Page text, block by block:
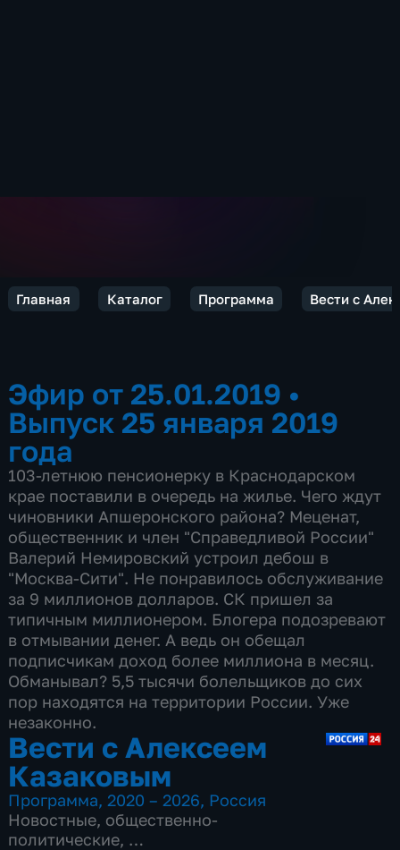
Главная Каталог Программа Вести с
Эфир от 25.01.2019 •
Выпуск 25 января 2019
года
103-летнюю пенсионерку в Краснодарском
крае поставили в очередь на жилье. Чего ждут
чиновники Апшеронского района? Меценат,
общественник и член "Справедливой России"
Валерий Немировский устроил дебош в
"Москва-Сити". Не понравилось обслуживание
за 9 миллионов долларов. СК пришел за
типичным миллионером. Блогера подозревают
в отмывании денег. А ведь он обещал
подписчикам доход более миллиона в месяц.
Обманывал? 5,5 тысячи болельщиков до сих
пор находятся на территории России. Уже
незаконно.
Вести с Алексеем
Казаковым
Программа, 2020 – 2026, Россия
Новостные, общественно-
политические,